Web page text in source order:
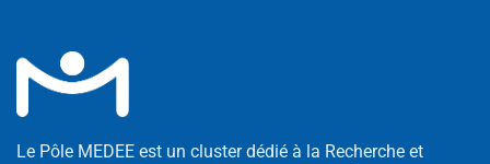
Le Pôle MEDEE est un cluster dédié à la Recherche et